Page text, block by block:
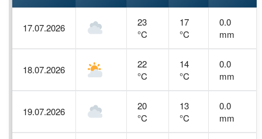
17.07.2026
23
°C
17
°C
0.0
mm
18.07.2026
22
°C
14
°C
0.0
mm
19.07.2026
20
°C
13
°C
0.0
mm